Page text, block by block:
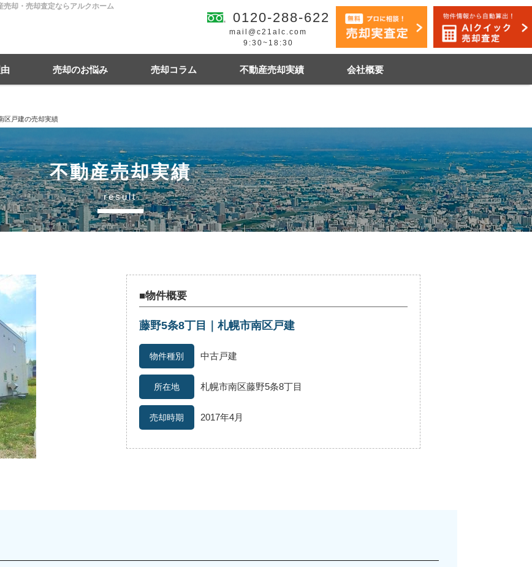
却・売却査定ならアルクホーム
0120-288-622
mail@c21alc.com
9:30~18:30
売却のお悩み
空き家 住宅ローンにお悩み
売却コラム
用・税金 豆知識情報
不動産売却実績
区 札幌市西区 札幌市中央区 札幌市手稲区 札幌市白石区
離婚
会社概要
区戸建の売却実績
不動産売却実績
result
■物件概要
藤野5条8丁目｜札幌市南区戸建
中古戸建
札幌市南区藤野5条8丁目
2017年4月